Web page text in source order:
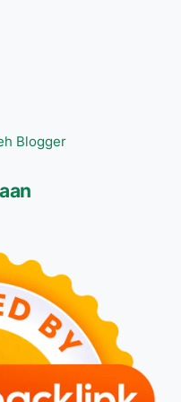
Blogger